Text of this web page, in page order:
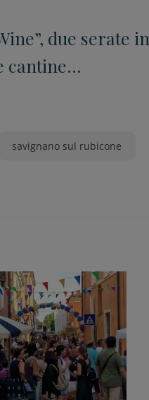
due serate in
cantine
savignano sul rubicone